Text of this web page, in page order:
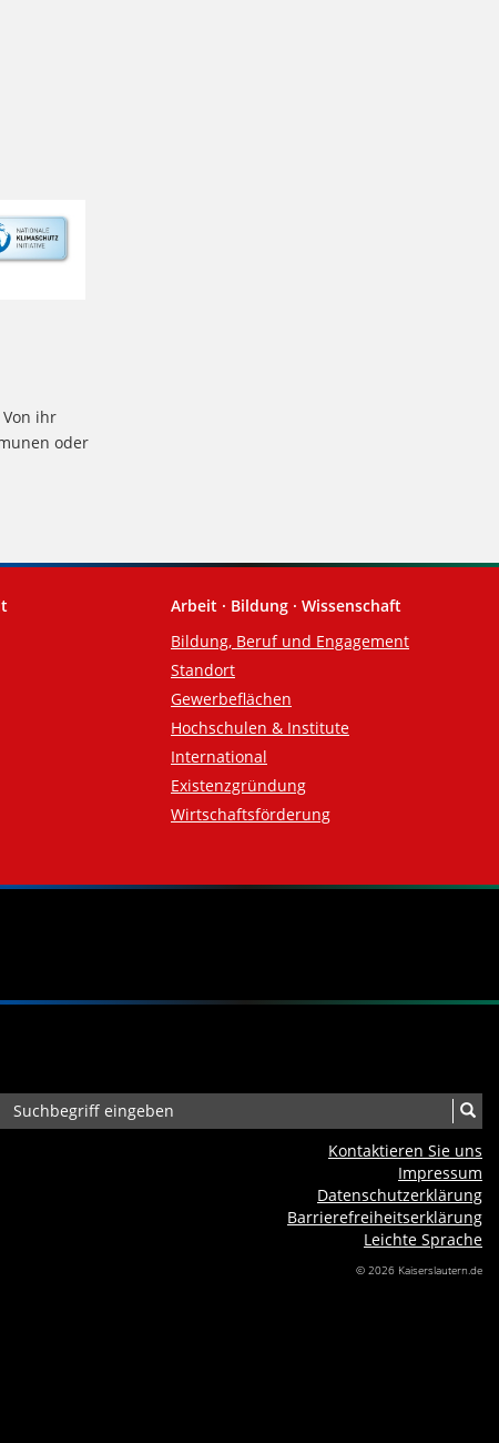
ihr
oder
Arbeit · Bildung · Wissenschaft
Bildung, Beruf und Engagement
Standort
Gewerbeflächen
Hochschulen & Institute
International
Existenzgründung
Wirtschaftsförderung
Kontaktieren Sie uns
Impressum
Datenschutzerklärung
Barrierefreiheits­erklärung
Leichte Sprache
© 2026 Kaiserslautern.de